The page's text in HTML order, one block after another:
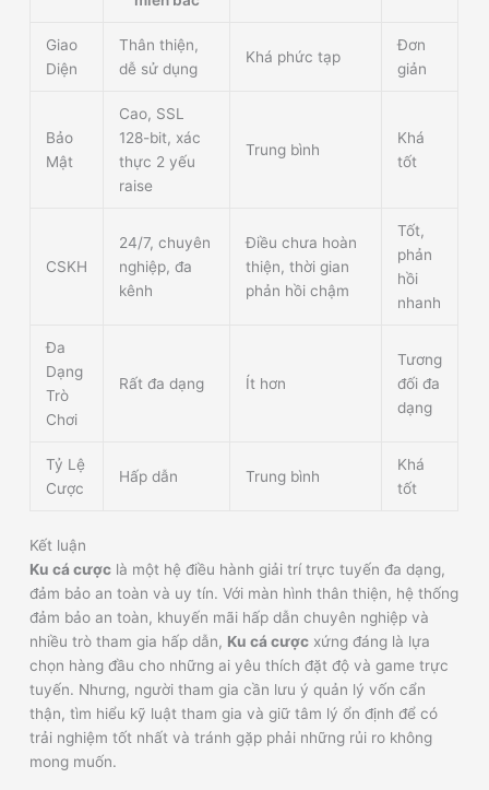
Giao
Diện
Thân thiện,
dễ sử dụng
Khá phức tạp
Đơn
giản
Bảo
Mật
Cao, SSL
128-bit, xác
thực 2 yếu
raise
Trung bình
Khá
tốt
CSKH
24/7, chuyên
nghiệp, đa
kênh
Điều chưa hoàn
thiện, thời gian
phản hồi chậm
Tốt,
phản
hồi
nhanh
Đa
Dạng
Trò
Chơi
Rất đa dạng Ít hơn
Tương
đối đa
dạng
Tỷ Lệ
Cược
Hấp dẫn Trung bình
Khá
tốt
Kết luận
Ku cá cược là một hệ điều hành giải trí trực tuyến đa dạng,
đảm bảo an toàn và uy tín. Với màn hình thân thiện, hệ thống
đảm bảo an toàn, khuyến mãi hấp dẫn chuyên nghiệp và
nhiều trò tham gia hấp dẫn, Ku cá cược xứng đáng là lựa
chọn hàng đầu cho những ai yêu thích đặt độ và game trực
tuyến. Nhưng, người tham gia cần lưu ý quản lý vốn cẩn
thận, tìm hiểu kỹ luật tham gia và giữ tâm lý ổn định để có
trải nghiệm tốt nhất và tránh gặp phải những rủi ro không
mong muốn.